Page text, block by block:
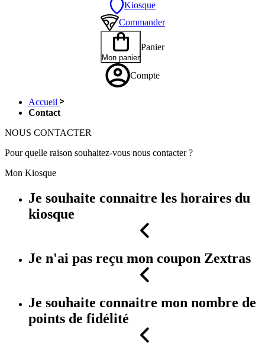
Kiosque
Commander
Mon panier
Panier
Compte
Accueil
Contact
NOUS CONTACTER
Pour quelle raison souhaitez-vous nous contacter ?
Mon Kiosque
Je souhaite connaitre les horaires du
kiosque
Je n'ai pas reçu mon coupon Zextras
Je souhaite connaitre mon nombre de
points de fidélité